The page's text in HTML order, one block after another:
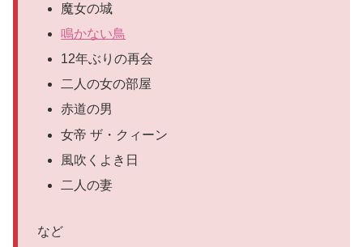
魔女の城
鳴かない鳥
12年ぶりの再会
二人の女の部屋
赤道の男
女帝 ザ・クィーン
風吹くよき日
二人の妻
など